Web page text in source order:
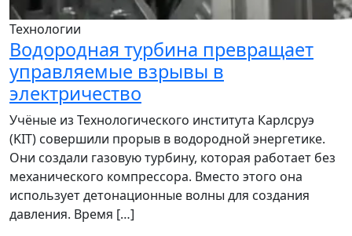
Технологии
Водородная турбина превращает
управляемые взрывы в
электричество
Учёные из Технологического института Карлсруэ
(KIT) совершили прорыв в водородной энергетике.
Они создали газовую турбину, которая работает без
механического компрессора. Вместо этого она
использует детонационные волны для создания
давления. Время […]